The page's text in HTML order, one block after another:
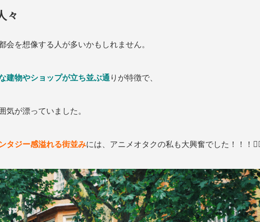
々
会を想像する人が多いかもしれません。
建物やショップが立ち並ぶ通 りが特徴で、
気が漂っていました。
タジー感溢れる街並みには、アニメオタクの私も大興奮でした！！！